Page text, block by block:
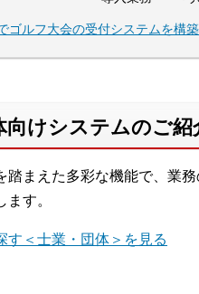
ゴルフ大会の受付システムを構築
向けシステムのご紹
踏まえた多彩な機能で、業
す。
す＜士業・団体＞を見る